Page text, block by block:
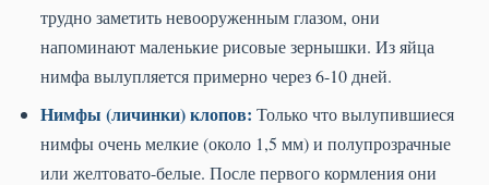
трудно заметить невооруженным глазом, они
напоминают маленькие рисовые зернышки. Из яйца
нимфа вылупляется примерно через 6-10 дней.
Нимфы (личинки) клопов: Только что вылупившиеся
нимфы очень мелкие (около 1,5 мм) и полупрозрачные
или желтовато-белые. После первого кормления они